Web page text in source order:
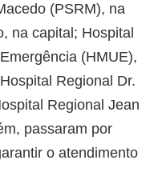
(PSRM), na
na capital; Hospital
(HMUE),
Regional Dr.
Regional Jean
passaram por
o atendimento